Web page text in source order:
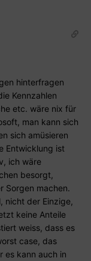
hinterfragen
Kennzahlen
etc. wäre nix für
man kann sich
sich amüsieren
Entwicklung ist
ich wäre
besorgt,
Sorgen machen.
nicht der Einzige,
keine Anteile
weiss, dass es
case, das
es kann auch in